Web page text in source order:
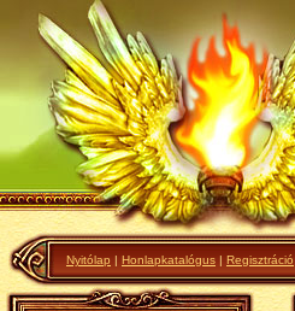
Nyitólap | Honlapkatalógus | Regisztráció